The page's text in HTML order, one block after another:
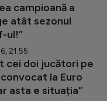
campioană a
atât sezonul
ul!”
21:55
cei doi jucători pe
la Euro
asta e situația”